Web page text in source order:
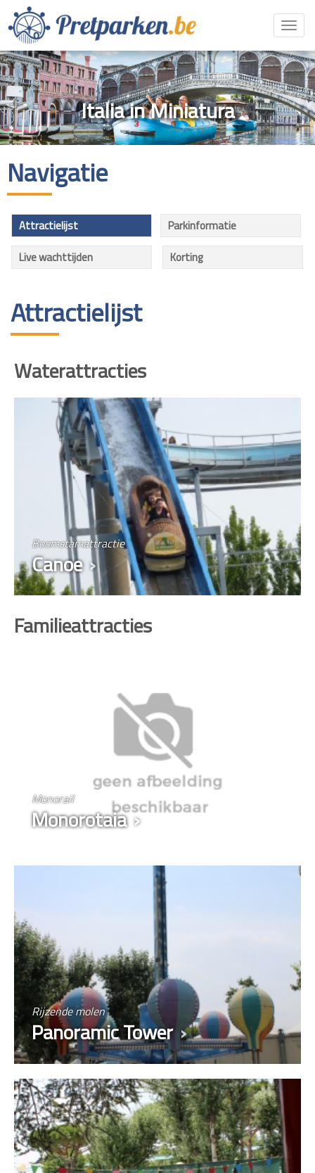
Italia in Miniatura
Navigatie
Attractielijst
Parkinformatie
Live wachttijden
Korting
Attractielijst
Waterattracties
Boomstamattractie
Canoe
Familieattracties
Monorail
Monorotaia
Rijzende molen
Panoramic Tower